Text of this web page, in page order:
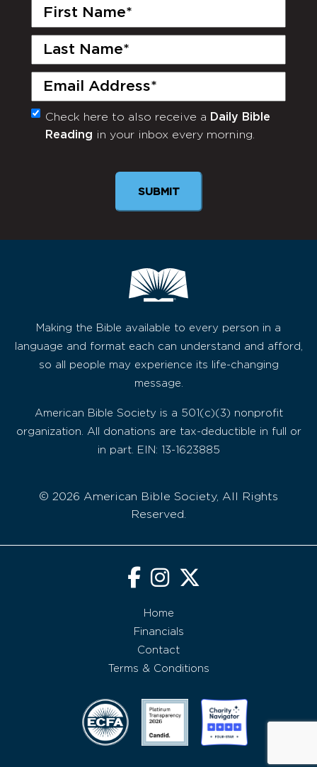
First
Last
Email
(Required)
Monthly
Newsletter
Check here to also receive a Daily Bible
Reading in your inbox every morning.
SUBMIT
Making the Bible available to every person in a
language and format each can understand and afford,
so all people may experience its life-changing
message.
American Bible Society is a 501(c)(3) nonprofit
organization. All donations are tax-deductible in full or
in part. EIN: 13-1623885
© 2026 American Bible Society, All Rights
Reserved.
Home
Financials
Contact
Terms & Conditions